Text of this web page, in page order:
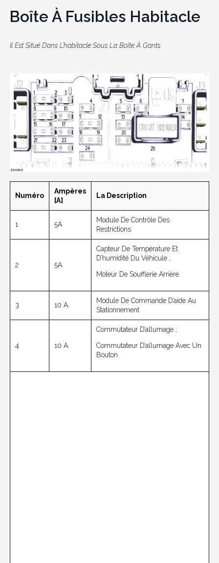
Boîte À Fusibles Habitacle
Il Est Situé Dans L’habitacle Sous La Boîte À Gants.
Numéro
Ampères
[A]
La Description
1 5A
Module De Contrôle Des
Restrictions
2 5A
Capteur De Température Et
D’humidité Du Véhicule ;
Moteur De Soufflerie Arrière.
3 10 A.
Module De Commande D’aide Au
Stationnement
4 10 A.
Commutateur D’allumage ;
Commutateur D’allumage Avec Un
Bouton.